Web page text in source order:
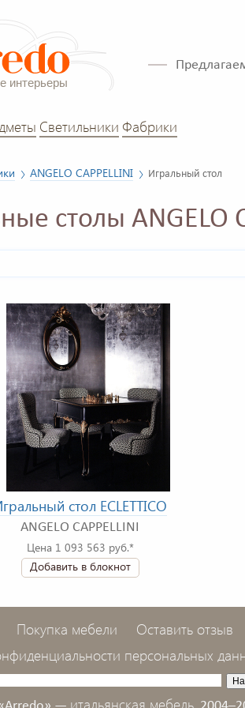
Светильники Фабрики
ANGELO CAPPELLINI Игральный стол
столы ANGELO
стол ECLETTICO
ANGELO CAPPELLINI
Цена 1 093 563 руб.*
Добавить в блокнот
Покупка мебели
Оставить отзыв
персональных